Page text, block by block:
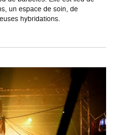
un espace de soin, de
hybridations.